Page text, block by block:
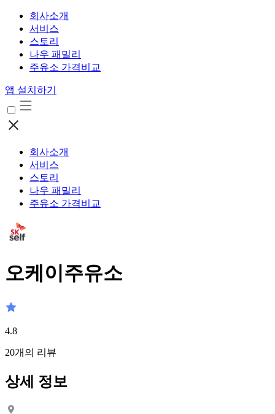
회사소개
서비스
스토리
나우 패밀리
주유소 가격비교
앱 설치하기
회사소개
서비스
스토리
나우 패밀리
주유소 가격비교
오케이주유소
4.8
20개의 리뷰
상세 정보